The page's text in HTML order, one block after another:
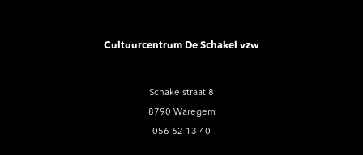
Cultuurcentrum De Schakel vzw
Schakelstraat 8
8790 Waregem
056 62 13 40